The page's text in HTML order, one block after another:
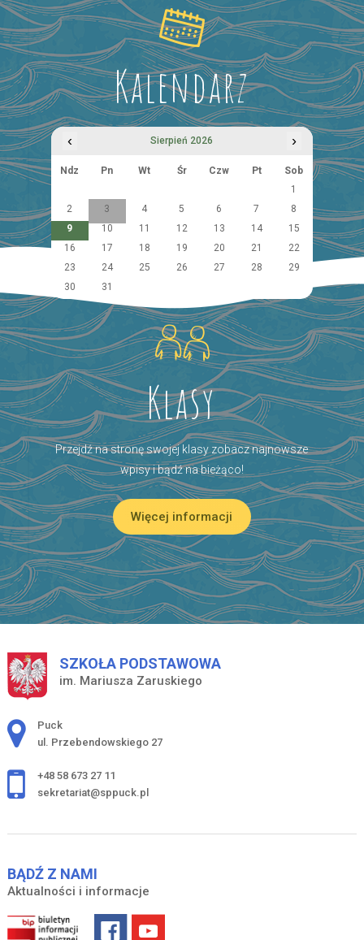
Kalendarz
‹ Sierpień 2026 ›
Ndz Pn Wt Śr Czw Pt
Sob
1
2
3 4 5 6 7
8
9
10 11 12 13 14
15
16
17 18 19 20 21
22
23
24 25 26 27 28
29
30
31
Klasy
Przejdź na stronę swojej klasy zobacz najnowsze
wpisy i bądź na bieżąco!
Więcej informacji
SZKOŁA PODSTAWOWA
im. Mariusza Zaruskiego
Adres pocztowy:
Puck
ul. Przebendowskiego 27
+48 58 673 27 11
sekretariat@sppuck.pl
BĄDŹ Z NAMI
Aktualności i informacje